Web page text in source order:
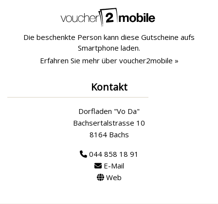
Die beschenkte Person kann diese Gutscheine aufs
Smartphone laden.
Erfahren Sie mehr über voucher2mobile »
Kontakt
Dorfladen "Vo Da"
Bachsertalstrasse 10
8164 Bachs
044 858 18 91
E-Mail
Web